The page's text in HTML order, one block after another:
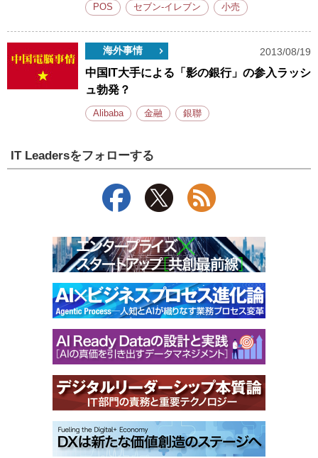
POS セブン-イレブン 小売
海外事情 2013/08/19
中国IT大手による「影の銀行」の参入ラッシ
ュ勃発？
Alibaba 金融 銀聯
IT Leadersをフォローする